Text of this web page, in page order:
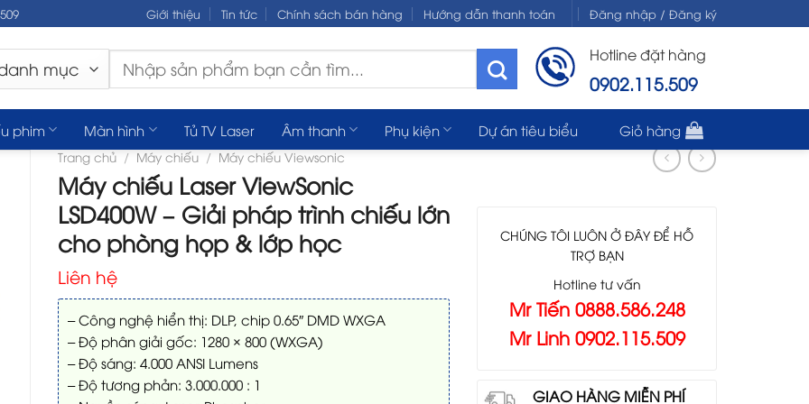
Giới thiệu Tin tức Chính sách bán hàng Hướng dẫn thanh toán Đăng nhập / Đăng ký
Tìm
kiếm:
Hotline đặt hàng
0902.115.509
phim Màn hình Tủ TV Laser Âm thanh Phụ kiện Dự án tiêu biểu Giỏ hàng
Trang chủ / Máy chiếu / Máy chiếu Viewsonic
Máy chiếu Laser ViewSonic
LSD400W – Giải pháp trình chiếu lớn
cho phòng họp & lớp học
Liên hệ
– Công nghệ hiển thị: DLP, chip 0.65″ DMD WXGA
– Độ phân giải gốc: 1280 × 800 (WXGA)
– Độ sáng: 4.000 ANSI Lumens
– Độ tương phản: 3.000.000 : 1
CHÚNG TÔI LUÔN Ở ĐÂY ĐỂ HỖ
TRỢ BẠN
Hotline tư vấn
Mr Tiến 0888.586.248
Mr Linh 0902.115.509
GIAO HÀNG MIỄN PHÍ